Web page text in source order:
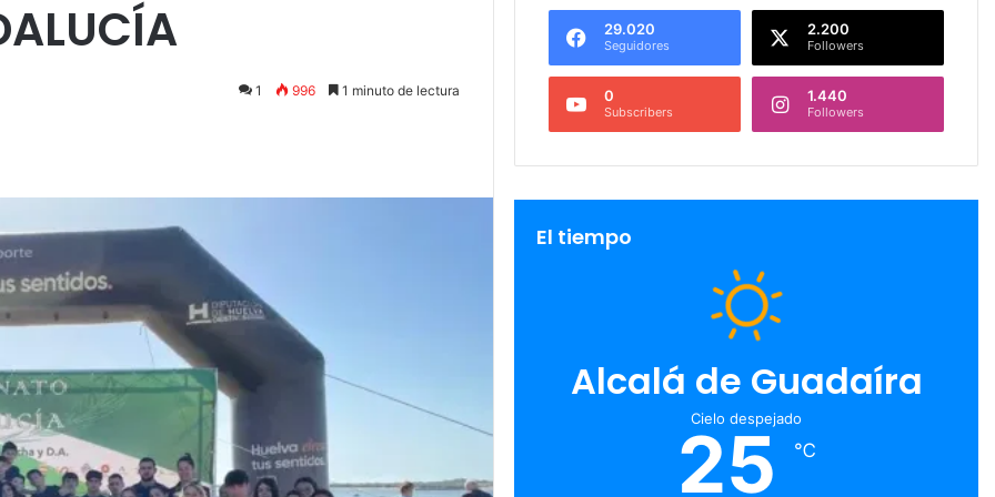
1 996 1 minuto de lectura
29.020
Seguidores
2.200
Followers
0
Subscribers
1.440
Followers
El tiempo
Alcalá de Guadaíra
Cielo despejado
25 ℃